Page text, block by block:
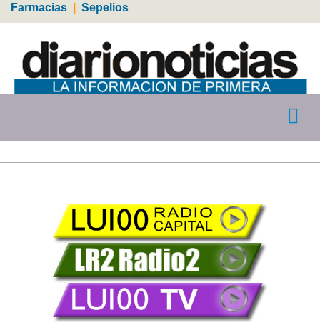
Farmacias Sepelios